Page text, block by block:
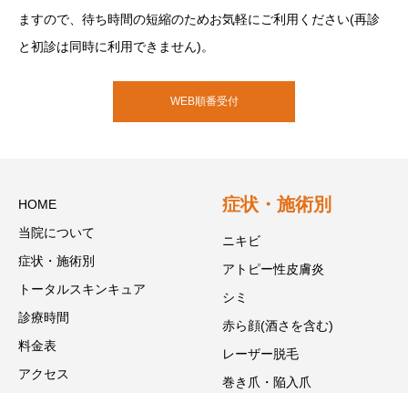
ますので、待ち時間の短縮のためお気軽にご利用ください(再診
と初診は同時に利用できません)。
WEB順番受付
HOME
当院について
症状・施術別
トータルスキンキュア
診療時間
料金表
アクセス
症状・施術別
ニキビ
アトピー性皮膚炎
シミ
赤ら顔(酒さを含む)
レーザー脱毛
巻き爪・陥入爪